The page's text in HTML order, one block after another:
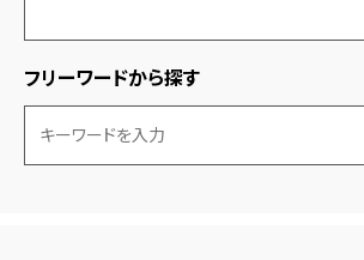
フリーワードから探す